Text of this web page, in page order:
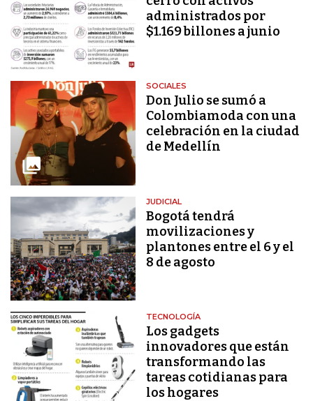
administrados por
$1.169 billones a junio
SOCIALES
Don Julio se sumó a
Colombiamoda con una
celebración en la ciudad
de Medellín
JUDICIAL
Bogotá tendrá
movilizaciones y
plantones entre el 6 y el
8 de agosto
TECNOLOGÍA
Los gadgets
innovadores que están
transformando las
tareas cotidianas para
los hogares